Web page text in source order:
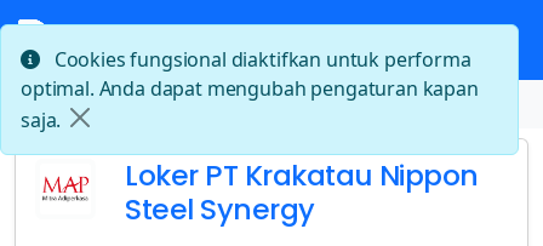
Beranda Loker PT Krakatau Nippon Steel Synergy
Loker PT Krakatau Nippon
Steel Synergy
Cookies fungsional diaktifkan untuk performa
optimal. Anda dapat mengubah pengaturan kapan
saja.